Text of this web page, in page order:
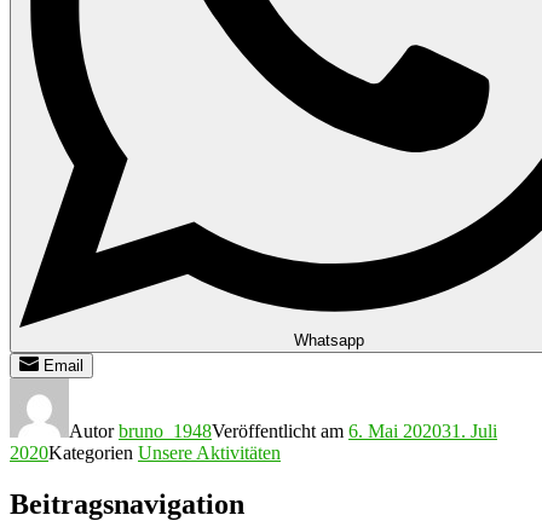
Whatsapp
Email
Autorbruno_1948Veröffentlicht am 6. Mai 202031. Juli
2020Kategorien Unsere Aktivitäten
Beitragsnavigation